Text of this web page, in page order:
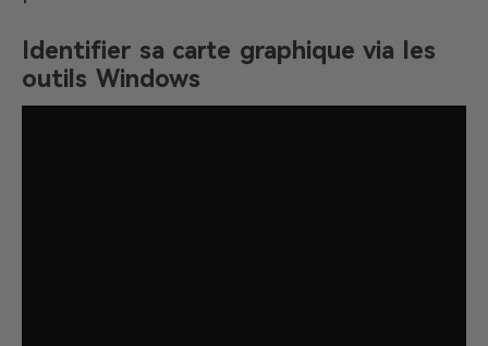
Identifier sa carte graphique via les
outils Windows